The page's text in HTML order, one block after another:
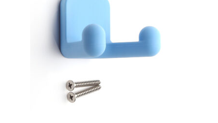
Træk dig ud af kontrakten